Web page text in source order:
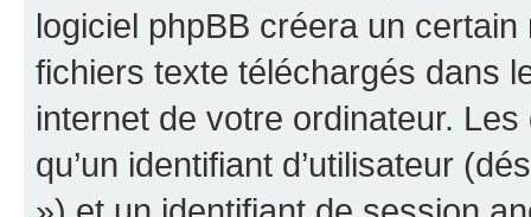
logiciel phpBB créera un
fichiers texte téléchargés dans
internet de votre ordinateur.
qu’un identifiant d’utilisateur